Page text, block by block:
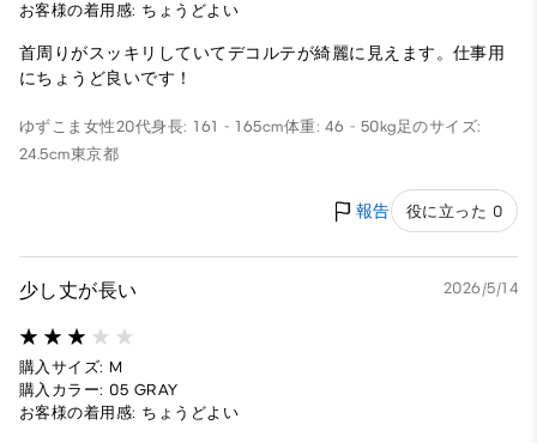
お客様の着用感: ちょうどよい
首周りがスッキリしていてデコルテが綺麗に見えます。仕事用
にちょうど良いです！
ゆずこま 女性20代身長: 161 - 165cm体重: 46 - 50kg足のサイズ:
24.5cm東京都
報告 役に立った 0
少し丈が長い 2026/5/14
購入サイズ: M
購入カラー: 05 GRAY
お客様の着用感: ちょうどよい